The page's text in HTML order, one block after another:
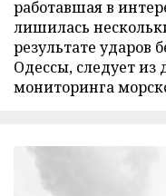
работавшая в
лишилась
результате ударов
Одессы, следует из
мониторинга